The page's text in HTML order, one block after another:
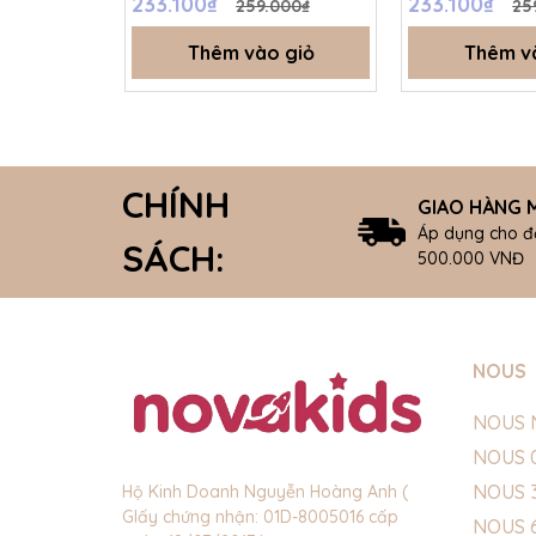
259.000₫
Thêm vào giỏ Thêm
CHÍNH
SÁCH:
GIAO HÀNG
Áp dụng cho
500.000 VNĐ
Hộ Kinh Doanh Nguyễn Hoàng Anh (
GIấy chứng nhận: 01D-8005016 cấp
NOUS
NOUS
NOUS
NOUS
NOUS